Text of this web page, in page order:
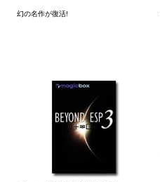
幻の名作が復活!